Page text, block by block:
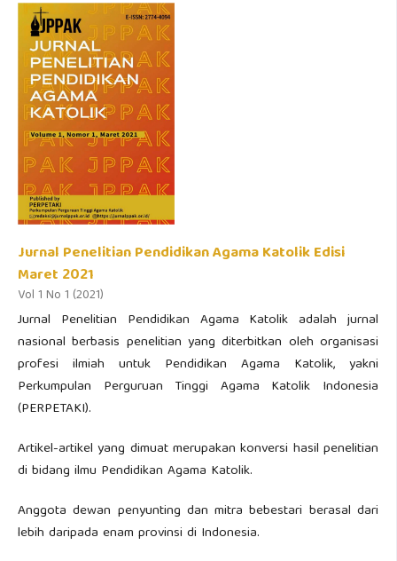
Jurnal Penelitian Pendidikan Agama Katolik Edisi
Maret 2021
Vol 1 No 1 (2021)
Jurnal Penelitian Pendidikan Agama Katolik adalah jurnal
nasional berbasis penelitian yang diterbitkan oleh organisasi
profesi ilmiah untuk Pendidikan Agama Katolik, yakni
Perkumpulan Perguruan Tinggi Agama Katolik Indonesia
(PERPETAKI).
Artikel-artikel yang dimuat merupakan konversi hasil penelitian
di bidang ilmu Pendidikan Agama Katolik.
Anggota dewan penyunting dan mitra bebestari berasal dari
lebih daripada enam provinsi di Indonesia.